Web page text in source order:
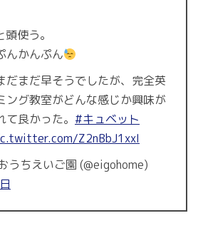
使う。
んかんぷん
だまだ早そうでしたが、完全英
ング教室がどんな感じか興味が
良かった。 #キュベット
Z2nBbJ1xxI
うちえいご園 (@eigohome)